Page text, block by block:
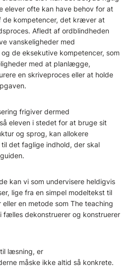
elever ofte kan have behov for at
de kompetencer, det kræver at
Afledt af ordblindheden
vanskeligheder med
de eksekutive kompetencer, som
med at planlægge,
en skriveproces eller at holde
frigiver dermed
eleven i stedet for at bruge sit
og sprog, kan allokere
det faglige indhold, der skal
kan vi som undervisere heldigvis
lige fra en simpel modeltekst til
en metode som The teaching
fælles dekonstruerer og konstruerer
læsning, er
måske ikke altid så konkrete.